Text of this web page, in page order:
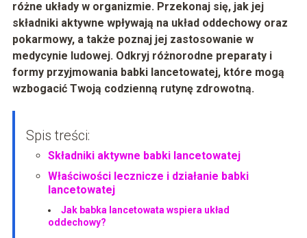
różne układy w organizmie. Przekonaj się, jak jej
składniki aktywne wpływają na układ oddechowy oraz
pokarmowy, a także poznaj jej zastosowanie w
medycynie ludowej. Odkryj różnorodne preparaty i
formy przyjmowania babki lancetowatej, które mogą
wzbogacić Twoją codzienną rutynę zdrowotną.
Spis treści:
Składniki aktywne babki lancetowatej
Właściwości lecznicze i działanie babki
lancetowatej
Jak babka lancetowata wspiera układ
oddechowy?